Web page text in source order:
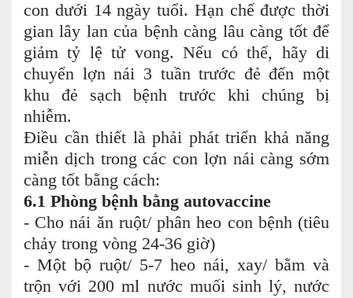
con dưới 14 ngày tuổi. Hạn chế được thời
gian lây lan của bệnh càng lâu càng tốt để
giảm tỷ lệ tử vong. Nếu có thể, hãy di
chuyển lợn nái 3 tuần trước đẻ đến một
khu đẻ sạch bệnh trước khi chúng bị
nhiễm.
Điều cần thiết là phải phát triển khả năng
miễn dịch trong các con lợn nái càng sớm
càng tốt bằng cách:
6.1 Phòng bệnh bằng autovaccine
- Cho nái ăn ruột/ phân heo con bệnh (tiêu
chảy trong vòng 24-36 giờ)
- Một bộ ruột/ 5-7 heo nái, xay/ bằm và
trộn với 200 ml nước muối sinh lý, nước